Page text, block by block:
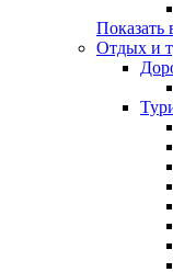
Показать
Отдых и